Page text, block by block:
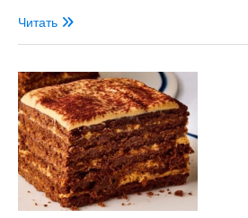
Читать